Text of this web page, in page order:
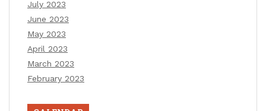
July 2023
June 2023
May 2023
April 2023
March 2023
February 2023